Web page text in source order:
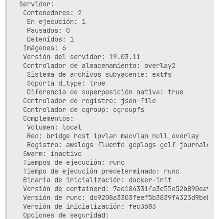
## consulta https://meta.discourse.org/t/14857
  #DISCOURSE_CDN_URL: //discourse-cdn.example.com
## El contenedor Docker es sin estado; todos los
volumes:
  - volume:
      host: /var/discourse/shared/standalone
      guest: /shared
  - volume:
host: /var/discourse/shared/standalone/log/
      guest: /var/log
## Los plugins van aquí
## consulta https://meta.discourse.org/t/19157
hooks:
  after_code:
    - exec:
        cd: $home/plugins
        cmd:
- git clone https://github.com/
          - mkdir -p plugins
- git clone https://github.com/
- git clone https://github.com/
Servidor:
Contenedores: 2
  En ejecución: 1
  Pausados: 0
  Detenidos: 1
Imágenes: 6
Versión del servidor: 19.03.11
Controlador de almacenamiento: overlay2
  Sistema de archivos subyacente: extfs
  Soporta d_type: true
  Diferencia de superposición nativa: true
Controlador de registro: json-file
Controlador de cgroup: cgroupfs
Complementos:
  Volumen: local
  Red: bridge host ipvlan macvlan null overlay
Registro: awslogs fluentd gcplogs gelf journald
Swarm: inactivo
Tiempos de ejecución: runc
Tiempo de ejecución predeterminado: runc
Binario de inicialización: docker-init
Versión de containerd:
Versión de runc:
Versión de inicialización: fec3683
Opciones de seguridad: